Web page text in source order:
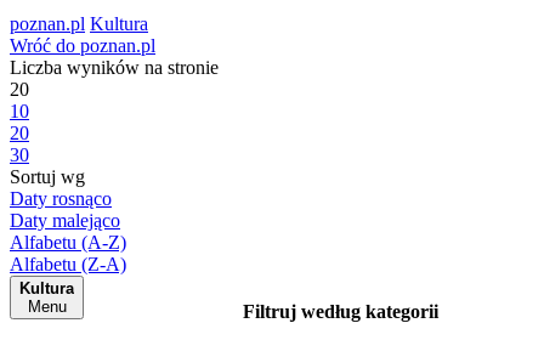
poznan.pl Kultura
Wróć do poznan.pl
Liczba wyników na stronie
20
10
20
30
Sortuj wg
Daty rosnąco
Daty malejąco
Alfabetu (A-Z)
Alfabetu (Z-A)
Kultura
Menu
Filtruj według kategorii